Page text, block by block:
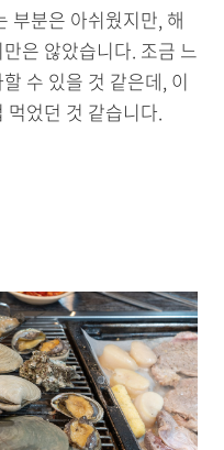
부분은 아쉬웠지만, 해
은 않았습니다. 조금 느
수 있을 것 같은데, 이
먹었던 것 같습니다.